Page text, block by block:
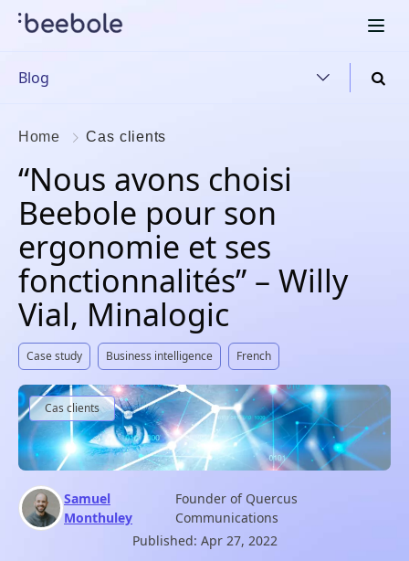
Blog
Home Cas clients
“Nous avons choisi
Beebole pour son
ergonomie et ses
fonctionnalités” – Willy
Vial, Minalogic
Case study Business intelligence French
Cas clients
Samuel
Monthuley
Founder of Quercus
Communications
Published: Apr 27, 2022